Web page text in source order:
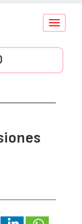
Conmutar